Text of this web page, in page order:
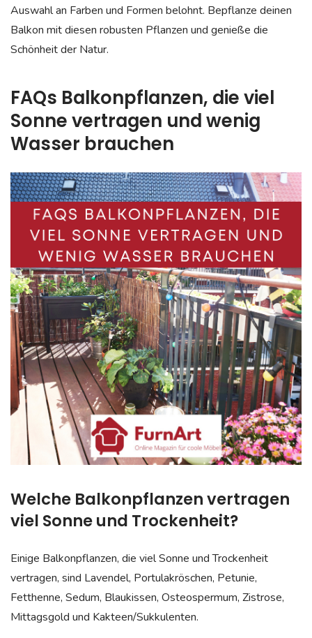
Auswahl an Farben und Formen belohnt. Bepflanze deinen
Balkon mit diesen robusten Pflanzen und genieße die
Schönheit der Natur.
FAQs Balkonpflanzen, die viel
Sonne vertragen und wenig
Wasser brauchen
Welche Balkonpflanzen vertragen
viel Sonne und Trockenheit?
Einige Balkonpflanzen, die viel Sonne und Trockenheit
vertragen, sind Lavendel, Portulakröschen, Petunie,
Fetthenne, Sedum, Blaukissen, Osteospermum, Zistrose,
Mittagsgold und Kakteen/Sukkulenten.